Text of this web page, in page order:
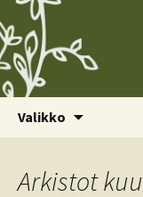
Valikko
Arkistot